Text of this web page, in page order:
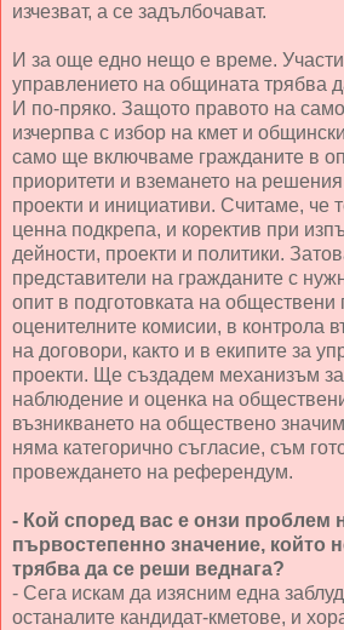
изчезват, а се задълбочават.
И за още едно нещо е време.
управлението на общината трябва
И по-пряко. Защото правото на
изчерпва с избор на кмет и
само ще включваме гражданите в
приоритети и вземането на решения
проекти и инициативи. Считаме, че
ценна подкрепа, и коректив при
дейности, проекти и политики.
представители на гражданите с
опит в подготовката на обществени
оценителните комисии, в контрола
на договори, както и в екипите за
проекти. Ще създадем механизъм
наблюдение и оценка на
възникването на обществено
няма категорично съгласие, съм
провеждането на референдум.
- Кой според вас е онзи проблем
първостепенно значение, който
трябва да се реши веднага?
- Сега искам да изясним една
останалите кандидат-кметове, и